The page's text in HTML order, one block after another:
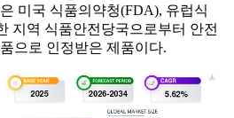
미국 식품의약청(FDA), 유럽식
지역 식품안전당국으로부터 안전
으로 인정받은 제품이다.